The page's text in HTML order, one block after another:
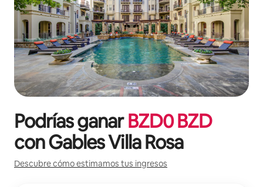
Podrías ganarBZD0BZD
conGables Villa Rosa
Descubre cómo estimamos tus ingresos